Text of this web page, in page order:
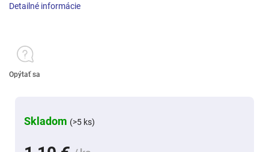
Skladom (>5 ks)
Detailné informácie
Opýtať sa